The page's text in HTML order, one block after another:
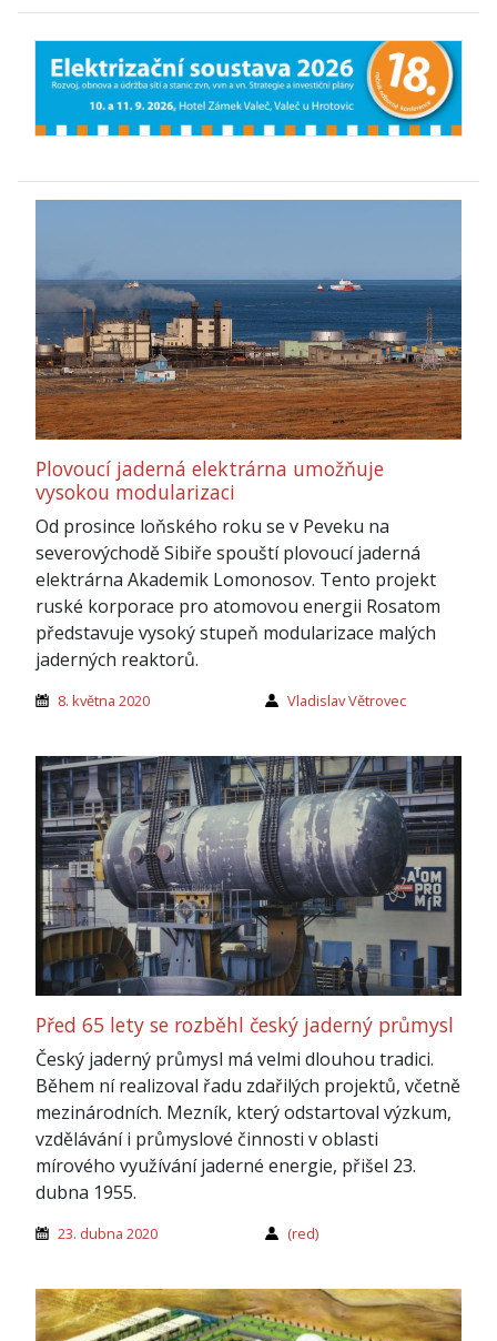
Plovoucí jaderná elektrárna umožňuje
vysokou modularizaci
Od prosince loňského roku se v Peveku na
severovýchodě Sibiře spouští plovoucí jaderná
elektrárna Akademik Lomonosov. Tento projekt
ruské korporace pro atomovou energii Rosatom
představuje vysoký stupeň modularizace malých
jaderných reaktorů.
8. května 2020 Vladislav Větrovec
Před 65 lety se rozběhl český jaderný průmysl
Český jaderný průmysl má velmi dlouhou tradici.
Během ní realizoval řadu zdařilých projektů, včetně
mezinárodních. Mezník, který odstartoval výzkum,
vzdělávání i průmyslové činnosti v oblasti
mírového využívání jaderné energie, přišel 23.
dubna 1955.
23. dubna 2020 (red)